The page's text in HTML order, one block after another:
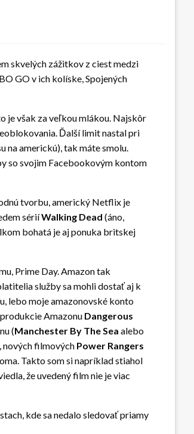
skvelých zážitkov z ciest medzi
GO v ich kolíske, Spojených
je však za veľkou mlákou. Najskôr
Ďalší limit nastal pri
na americkú), tak máte smolu.
so svojim Facebookovým kontom
tvorbu, americký Netflix je
sériíWalking Dead (áno,
bohatá je aj ponuka britskej
Prime Day. Amazon tak
služby sa mohli dostať aj k
lebo moje amazonovské konto
Amazonu Dangerous
(Manchester By The Sea alebo
, nových filmových Power Rangers
Takto som si napríklad stiahol
že uvedený film nie je viac
kde sa nedalo sledovať priamy